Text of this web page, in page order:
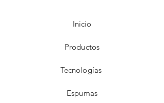
Inicio
Productos
Tecnologías
Espumas